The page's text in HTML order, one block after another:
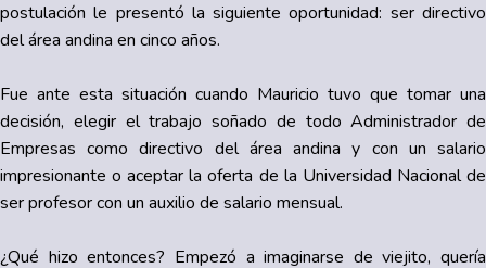
postulación le presentó la siguiente oportunidad: ser directivo
del área andina en cinco años.
Fue ante esta situación cuando Mauricio tuvo que tomar una
decisión, elegir el trabajo soñado de todo Administrador de
Empresas como directivo del área andina y con un salario
impresionante o aceptar la oferta de la Universidad Nacional de
ser profesor con un auxilio de salario mensual.
¿Qué hizo entonces? Empezó a imaginarse de viejito, quería